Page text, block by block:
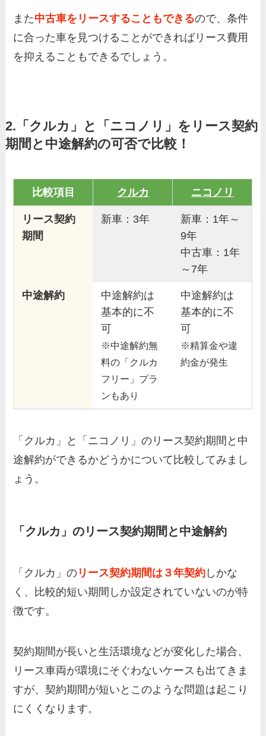
また中古車をリースすることもできるので、条件
に合った車を見つけることができればリース費用
を抑えることもできるでしょう。
2.「クルカ」と「ニコノリ」をリース契約
期間と中途解約の可否で比較！
比較項目 クルカ ニコノリ
リース契約
期間
新車：3年
新車：1年～
9年
中古車：1年
～7年
中途解約
中途解約は
基本的に不
可
※中途解約無
料の「クルカ
フリー」プラ
ンもあり
中途解約は
基本的に不
可
※精算金や違
約金が発生
「クルカ」と「ニコノリ」のリース契約期間と中
途解約ができるかどうかについて比較してみまし
ょう。
「クルカ」のリース契約期間と中途解約
「クルカ」の リース契約期間は３年契約 しかな
く、比較的短い期間しか設定されていないのが特
徴です。
契約期間が長いと生活環境などが変化した場合、
リース車両が環境にそぐわないケースも出てきま
すが、契約期間が短いとこのような問題は起こり
にくくなります。